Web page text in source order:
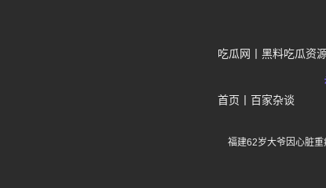
吃瓜网 黑料吃瓜资
首页 百家杂谈
福建62岁大爷因心脏